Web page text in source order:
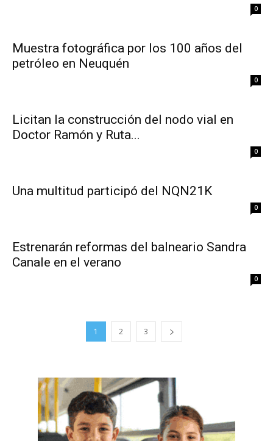
0
Muestra fotográfica por los 100 años del
petróleo en Neuquén
0
Licitan la construcción del nodo vial en
Doctor Ramón y Ruta...
0
Una multitud participó del NQN21K
0
Estrenarán reformas del balneario Sandra
Canale en el verano
0
1 2 3